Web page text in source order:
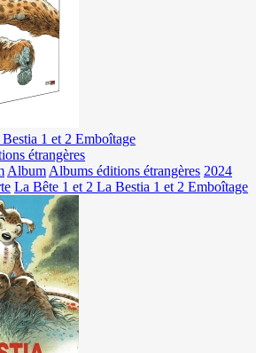
1 et 2 Emboîtage
étrangères
Album Albums éditions étrangères 2024
La Bête 1 et 2 La Bestia 1 et 2 Emboîtage